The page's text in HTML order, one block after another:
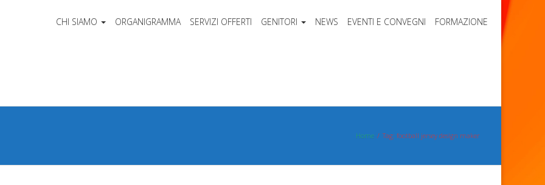
CHI SIAMO ORGANIGRAMMA SERVIZI OFFERTI GENITORI NEWS EVENTI E CONVEGNI FORMAZIONE
Home Tag: football jersey design maker